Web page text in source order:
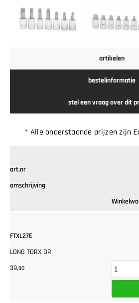
artikelen
bestelinformatie
stel een vraag over dit
* Alle onderstaande prijzen zijn
art.nr
omschrijving
FTXL27E
LONG TORX DR
39,90